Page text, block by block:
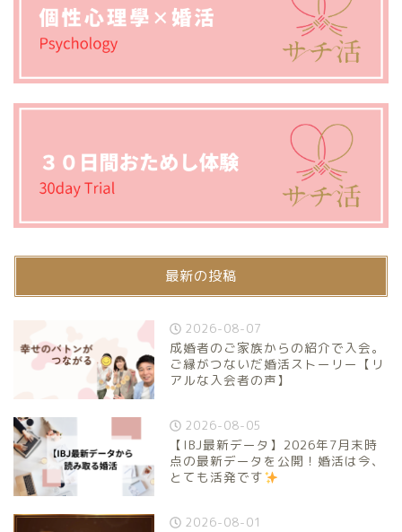
最新の投稿
2026-08-07
成婚者のご家族からの紹介で入会。
ご縁がつないだ婚活ストーリー【リ
アルな入会者の声】
2026-08-05
【IBJ最新データ】2026年7月末時
点の最新データを公開！婚活は今、
とても活発です
2026-08-01